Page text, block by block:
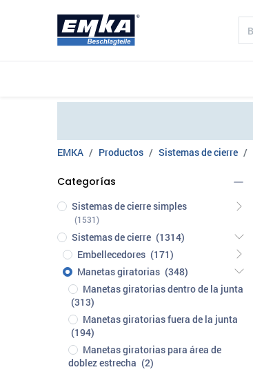
EMKA Productos Sistemas de cierre
Categorías
Sistemas de cierre simples
(1531)
Sistemas de cierre (1314)
Embellecedores (171)
Manetas giratorias (348)
Manetas giratorias dentro de la junta
(313)
Manetas giratorias fuera de la junta
(194)
Manetas giratorias para área de
doblez estrecha (2)